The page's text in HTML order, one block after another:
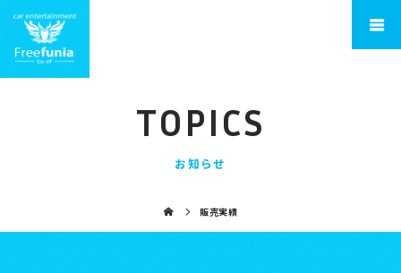
TOPICS
お知らせ
販売実績